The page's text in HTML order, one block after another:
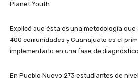
Planet Youth.
Explicó que ésta es una metodología que
400 comunidades y Guanajuato es el
implementarlo en una fase de
En Pueblo Nuevo 273 estudiantes de